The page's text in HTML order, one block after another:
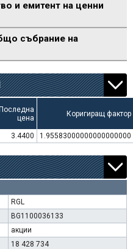
и емитент на ценни
събрание на
Последна
цена
Коригиращ фактор
3.4400 1.95583000000000000000
RGL
BG1100036133
акции
18 428 734